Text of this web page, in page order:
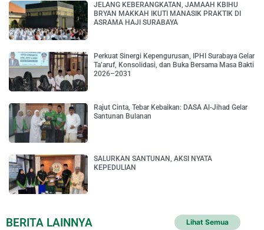
JELANG KEBERANGKATAN, JAMAAH KBIHU
BRYAN MAKKAH IKUTI MANASIK PRAKTIK DI
ASRAMA HAJI SURABAYA
Perkuat Sinergi Kepengurusan, IPHI Surabaya Gelar
Ta’aruf, Konsolidasi, dan Buka Bersama Masa Bakti
2026–2031
Rajut Cinta, Tebar Kebaikan: DASA Al-Jihad Gelar
Santunan Bulanan
SALURKAN SANTUNAN, AKSI NYATA
KEPEDULIAN
BERITA LAINNYA Lihat Semua